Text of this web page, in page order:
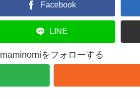
Facebook
LINE
maminomiをフォローする